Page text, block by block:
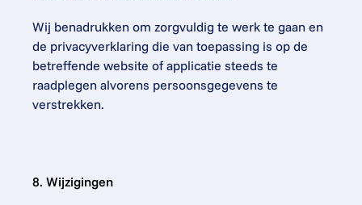
Wij benadrukken om zorgvuldig te werk te gaan en
de privacyverklaring die van toepassing is op de
betreffende website of applicatie steeds te
raadplegen alvorens persoonsgegevens te
verstrekken.
8. Wijzigingen